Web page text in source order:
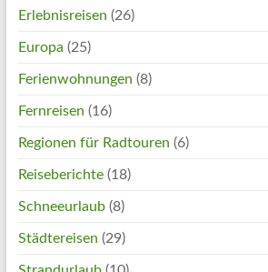
Erlebnisreisen (26)
Europa (25)
Ferienwohnungen (8)
Fernreisen (16)
Regionen für Radtouren (6)
Reiseberichte(18)
Schneeurlaub(8)
Städtereisen (29)